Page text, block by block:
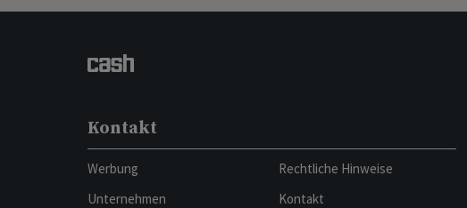
Kontakt
Werbung
Unternehmen
Rechtliche Hinweise
Kontakt